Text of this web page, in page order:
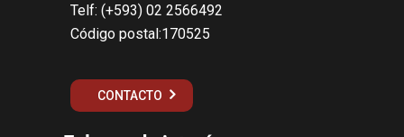
Telf: (+593) 02 2566492
Código postal:170525
CONTACTO